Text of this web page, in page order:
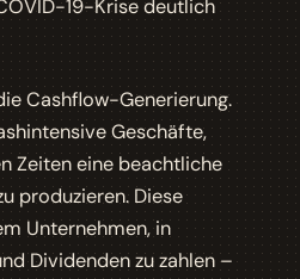
19-Krise deutlich
Cashflow-Generierung.
Geschäfte,
Zeiten eine beachtliche
produzieren. Diese
Unternehmen, in
Dividenden zu zahlen –